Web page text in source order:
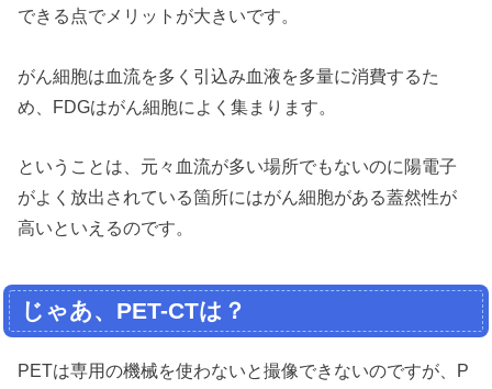
できる点でメリットが大きいです。
がん細胞は血流を多く引込み血液を多量に消費するた
め、FDGはがん細胞によく集まります。
ということは、元々血流が多い場所でもないのに陽電子
がよく放出されている箇所にはがん細胞がある蓋然性が
高いといえるのです。
じゃあ、PET-CTは？
PETは専用の機械を使わないと撮像できないのですが、P